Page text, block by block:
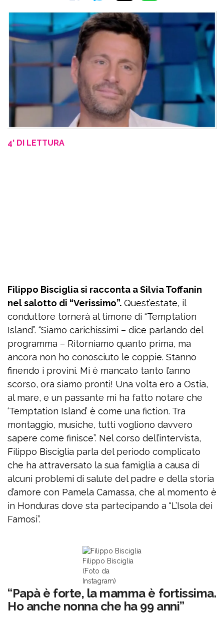
4' DI LETTURA
Filippo Bisciglia si racconta a Silvia Toffanin
nel salotto di “Verissimo”. Quest’estate, il
conduttore tornerà al timone di “Temptation
Island”. “Siamo carichissimi – dice parlando del
programma – Ritorniamo quanto prima, ma
ancora non ho conosciuto le coppie. Stanno
finendo i provini. Mi è mancato tanto l’anno
scorso, ora siamo pronti! Una volta ero a Ostia,
al mare, e un passante mi ha fatto notare che
‘Temptation Island’ è come una fiction. Tra
montaggio, musiche, tutti vogliono davvero
sapere come finisce”. Nel corso dell’intervista,
Filippo Bisciglia parla del periodo complicato
che ha attraversato la sua famiglia a causa di
alcuni problemi di salute del padre e della storia
d’amore con Pamela Camassa, che al momento è
in Honduras dove sta partecipando a “L’Isola dei
Famosi”.
Filippo Bisciglia
(Foto da
Instagram)
“Papà è forte, la mamma è fortissima.
Ho anche nonna che ha 99 anni”